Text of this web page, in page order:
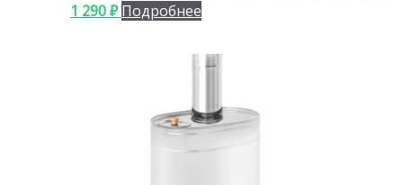
1 290₽ Подробнее